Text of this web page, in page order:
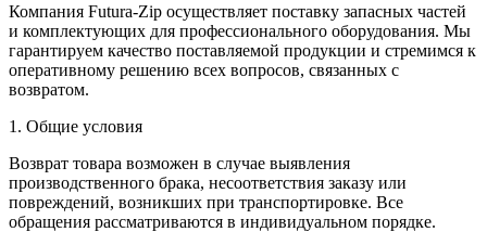
Компания Futura-Zip осуществляет поставку запасных частей
и комплектующих для профессионального оборудования. Мы
гарантируем качество поставляемой продукции и стремимся к
оперативному решению всех вопросов, связанных с
возвратом.
1. Общие условия
Возврат товара возможен в случае выявления
производственного брака, несоответствия заказу или
повреждений, возникших при транспортировке. Все
обращения рассматриваются в индивидуальном порядке.